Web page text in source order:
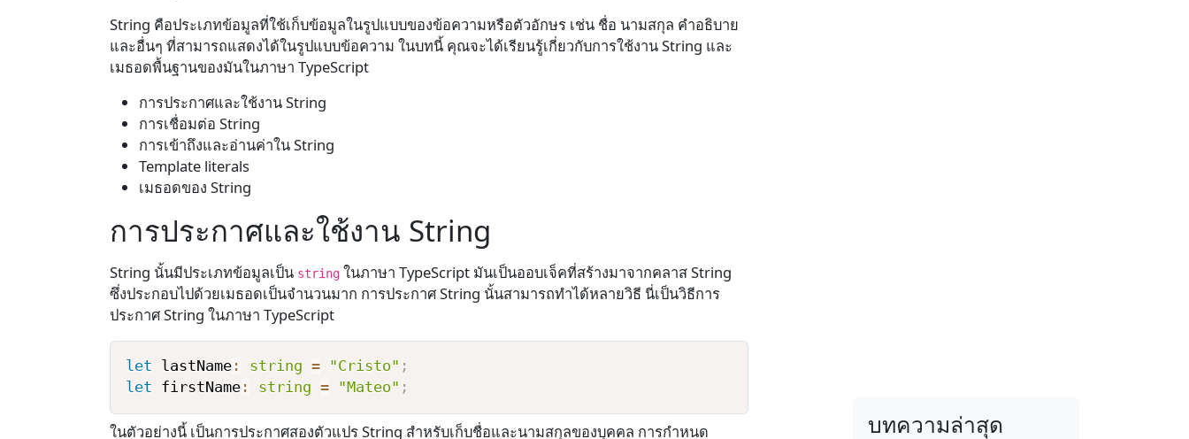
String คือประเภทข้อมูลที่ใช้เก็บข้อมูลในรูปแบบของข้อความหรือตัวอักษร เช่น ชื่อ นามสกุล คำอธิบาย
และอื่นๆ ที่สามารถแสดงได้ในรูปแบบข้อความ ในบทนี้ คุณจะได้เรียนรู้เกี่ยวกับการใช้งาน String และ
เมธอดพื้นฐานของมันในภาษา TypeScript
การประกาศและใช้งาน String
การเชื่อมต่อ String
การเข้าถึงและอ่านค่าใน String
Template literals
เมธอดของ String
การประกาศและใช้งาน String
String นั้นมีประเภทข้อมูลเป็น string ในภาษา TypeScript มันเป็นออบเจ็คที่สร้างมาจากคลาส String
ซึ่งประกอบไปด้วยเมธอดเป็นจำนวนมาก การประกาศ String นั้นสามารถทำได้หลายวิธี นี่เป็นวิธีการ
ประกาศ String ในภาษา TypeScript
let lastName: string = "Cristo" ;
let firstName: string = "Mateo" ;
ในตัวอย่างนี้ เป็นการประกาศสองตัวแปร String สำหรับเก็บชื่อและนามสกุลของบุคคล การกำหนด
บทความล่าสุด